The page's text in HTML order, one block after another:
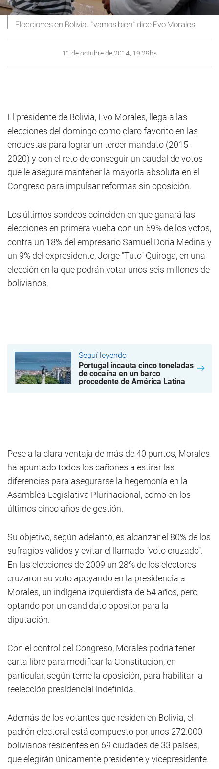
Elecciones en Bolivia: “vamos bien” dice Evo Morales
11 de octubre de 2014, 19:29hs
El presidente de Bolivia, Evo Morales, llega a las
elecciones del domingo como claro favorito en las
encuestas para lograr un tercer mandato (2015-
2020) y con el reto de conseguir un caudal de votos
que le asegure mantener la mayoría absoluta en el
Congreso para impulsar reformas sin oposición.
Los últimos sondeos coinciden en que ganará las
elecciones en primera vuelta con un 59% de los votos,
contra un 18% del empresario Samuel Doria Medina y
un 9% del expresidente, Jorge "Tuto" Quiroga, en una
elección en la que podrán votar unos seis millones de
bolivianos.
Seguí leyendo
Portugal incauta cinco toneladas
de cocaína en un barco
procedente de América Latina
Pese a la clara ventaja de más de 40 puntos, Morales
ha apuntado todos los cañones a estirar las
diferencias para asegurarse la hegemonía en la
Asamblea Legislativa Plurinacional, como en los
últimos cinco años de gestión.
Su objetivo, según adelantó, es alcanzar el 80% de los
sufragios válidos y evitar el llamado "voto cruzado".
En las elecciones de 2009 un 28% de los electores
cruzaron su voto apoyando en la presidencia a
Morales, un indígena izquierdista de 54 años, pero
optando por un candidato opositor para la
diputación.
Con el control del Congreso, Morales podría tener
carta libre para modificar la Constitución, en
particular, según teme la oposición, para habilitar la
reelección presidencial indefinida.
Además de los votantes que residen en Bolivia, el
padrón electoral está compuesto por unos 272.000
bolivianos residentes en 69 ciudades de 33 países,
que elegirán únicamente presidente y vicepresidente.